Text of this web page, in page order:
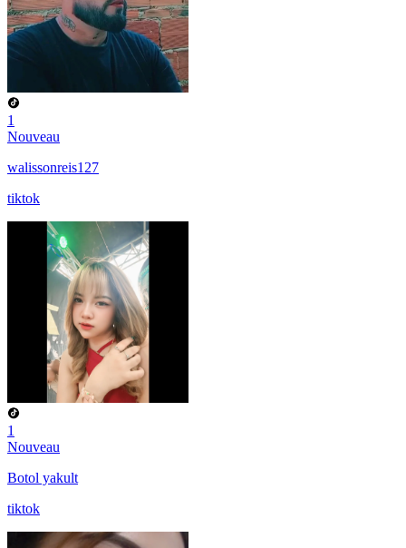
1
Nouveau
walissonreis127
tiktok
1
Nouveau
Botol yakult
tiktok